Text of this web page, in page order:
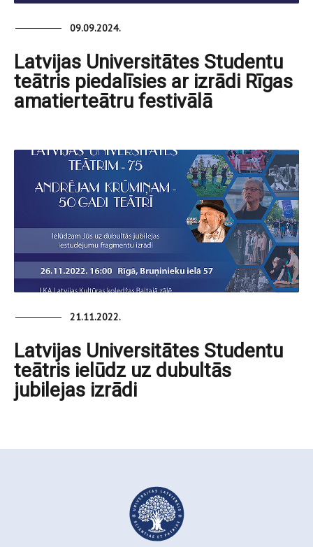
09.09.2024.
Latvijas Universitātes Studentu
teātris piedalīsies ar izrādi Rīgas
amatierteātru festivālā
21.11.2022.
Latvijas Universitātes Studentu
teātris ielūdz uz dubultās
jubilejas izrādi